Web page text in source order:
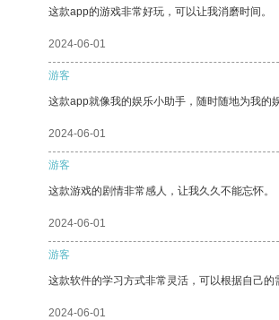
这款app的游戏非常好玩，可以让我消磨时间。
2024-06-01
游客
这款app就像我的娱乐小助手，随时随地为我的
2024-06-01
游客
这款游戏的剧情非常感人，让我久久不能忘怀。
2024-06-01
游客
这款软件的学习方式非常灵活，可以根据自己的
2024-06-01